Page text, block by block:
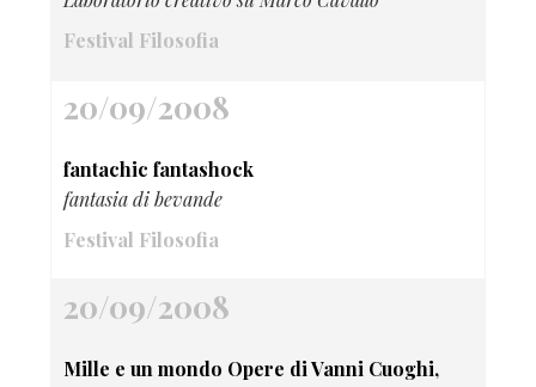
Festival Filosofia
20/09/2008
fantachic fantashock
fantasia di bevande
Festival Filosofia
20/09/2008
Mille e un mondo Opere di Vanni Cuoghi,